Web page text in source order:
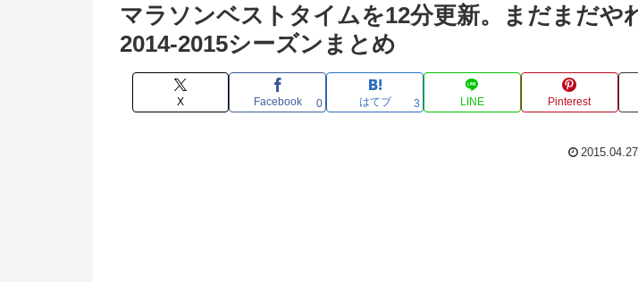
マラソンベストタイムを12分更新。まだまだや
2014-2015シーズンまとめ
X Facebook 0 はてブ 3 LINE Pinterest
2015.04.27